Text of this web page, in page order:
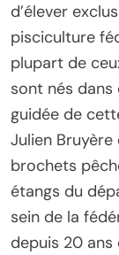
d’élever
pisciculture
plupart de
sont nés dans
guidée de
Julien
brochets
étangs du
sein de la
depuis 20